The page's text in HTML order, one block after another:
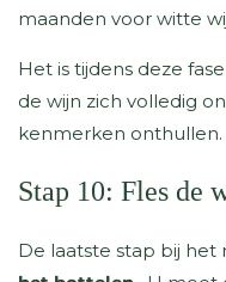
maanden voor witte
Het is tijdens deze
de wijn zich volledig
kenmerken onthullen.
Stap 10: Fles de
De laatste stap bij het